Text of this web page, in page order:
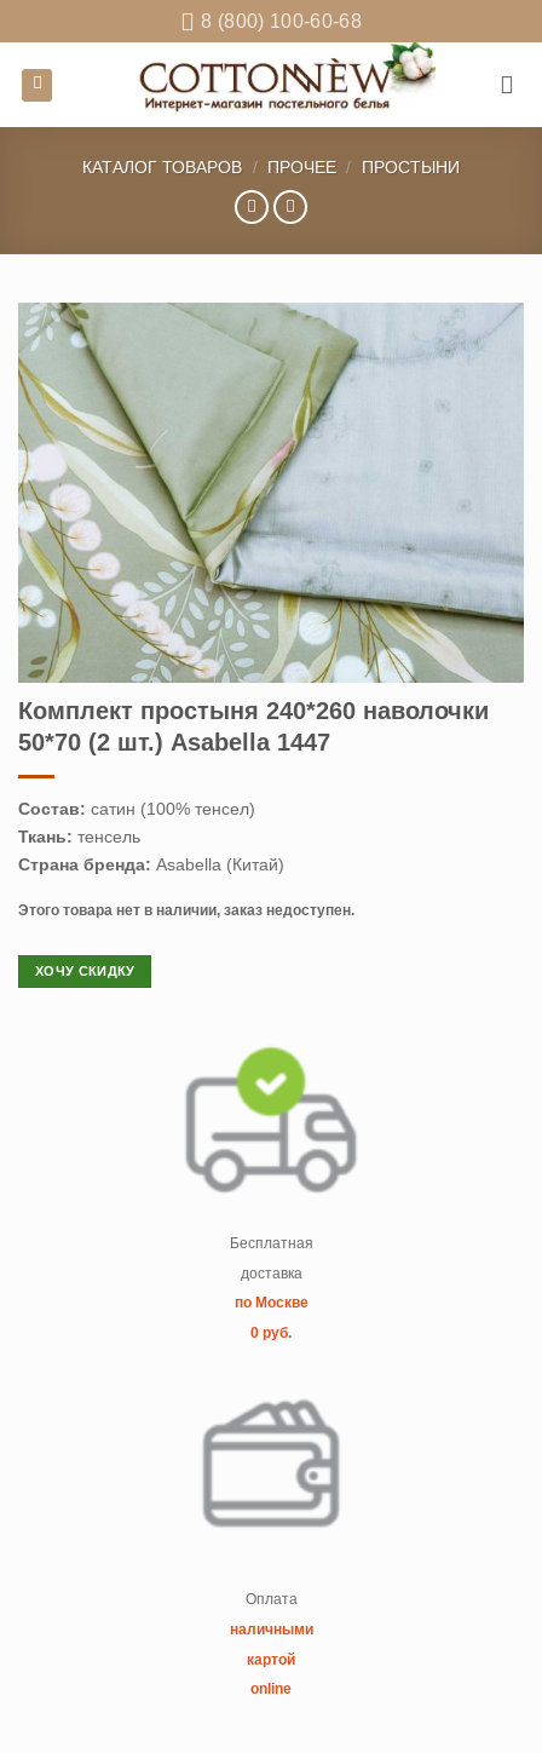
to
content
8 (800) 100-60-68
КАТАЛОГ ТОВАРОВ / ПРОЧЕЕ / ПРОСТЫНИ
Комплект простыня 240*260 наволочки
50*70 (2 шт.) Asabella 1447
Состав: сатин (100% тенсел)
Ткань: тенсель
Страна бренда: Asabella (Китай)
Этого товара нет в наличии, заказ недоступен.
ХОЧУ СКИДКУ
Бесплатная
доставка
по Москве
0 руб.
Оплата
наличными
картой
online